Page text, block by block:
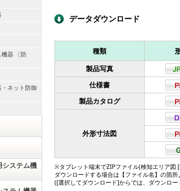
データダウンロード
種類
製品写真
仕様書
製品カタログ
外形寸法図
※タブレット端末でZIPファイル(検知エリア図
ダウンロードする場合は【ファイル名】の箇
([選択してダウンロード]からでは、ダウンロ
器 〔防
ネット防御
システム機